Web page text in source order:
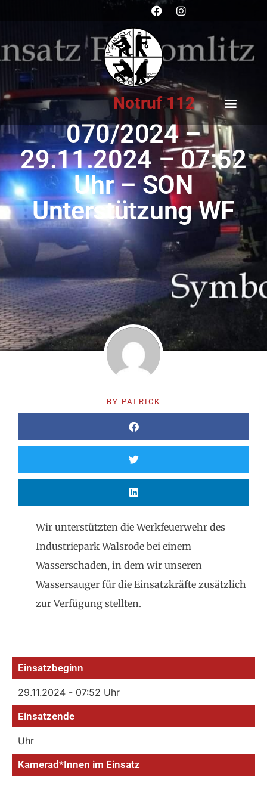
Notruf 112
070/2024 –
29.11.2024 – 07:52
Uhr – SON
Unterstützung WF
BY PATRICK
Wir unterstützten die Werkfeuerwehr des
Industriepark Walsrode bei einem
Wasserschaden, in dem wir unseren
Wassersauger für die Einsatzkräfte zusätzlich
zur Verfügung stellten.
Einsatzbeginn
29.11.2024 - 07:52 Uhr
Einsatzende
Uhr
Kamerad*Innen im Einsatz